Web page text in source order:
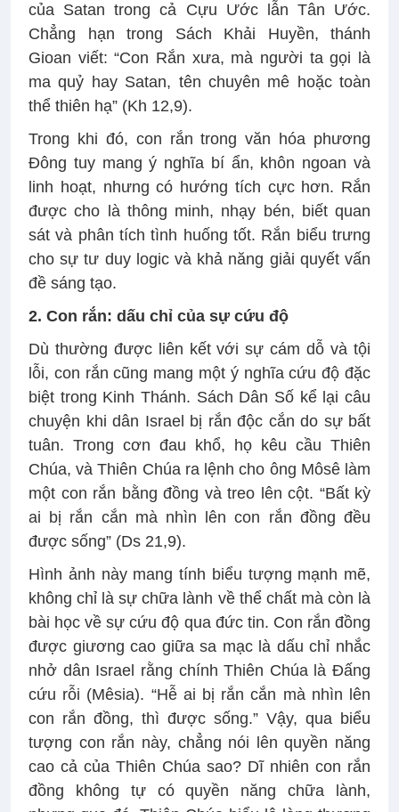
của Satan trong cả Cựu Ước lẫn Tân Ước.
Chẳng hạn trong Sách Khải Huyền, thánh
Gioan viết: “Con Rắn xưa, mà người ta gọi là
ma quỷ hay Satan, tên chuyên mê hoặc toàn
thể thiên hạ” (Kh 12,9).
Trong khi đó, con rắn trong văn hóa phương
Đông tuy mang ý nghĩa bí ẩn, khôn ngoan và
linh hoạt, nhưng có hướng tích cực hơn. Rắn
được cho là thông minh, nhạy bén, biết quan
sát và phân tích tình huống tốt. Rắn biểu trưng
cho sự tư duy logic và khả năng giải quyết vấn
đề sáng tạo.
2. Con rắn: dấu chỉ của sự cứu độ
Dù thường được liên kết với sự cám dỗ và tội
lỗi, con rắn cũng mang một ý nghĩa cứu độ đặc
biệt trong Kinh Thánh. Sách Dân Số kể lại câu
chuyện khi dân Israel bị rắn độc cắn do sự bất
tuân. Trong cơn đau khổ, họ kêu cầu Thiên
Chúa, và Thiên Chúa ra lệnh cho ông Môsê làm
một con rắn bằng đồng và treo lên cột. “Bất kỳ
ai bị rắn cắn mà nhìn lên con rắn đồng đều
được sống” (Ds 21,9).
Hình ảnh này mang tính biểu tượng mạnh mẽ,
không chỉ là sự chữa lành về thể chất mà còn là
bài học về sự cứu độ qua đức tin. Con rắn đồng
được giương cao giữa sa mạc là dấu chỉ nhắc
nhở dân Israel rằng chính Thiên Chúa là Đấng
cứu rỗi (Mêsia). “Hễ ai bị rắn cắn mà nhìn lên
con rắn đồng, thì được sống.” Vậy, qua biểu
tượng con rắn này, chẳng nói lên quyền năng
cao cả của Thiên Chúa sao? Dĩ nhiên con rắn
đồng không tự có quyền năng chữa lành,